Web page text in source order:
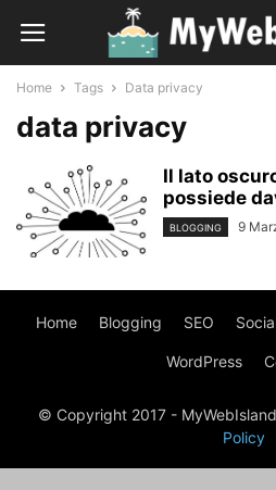
Home Tags Data privacy
data privacy
Il lato
possiede
BLOGGING 9
Home Blogging SEO
WordPress
© Copyright 2017 -
Policy